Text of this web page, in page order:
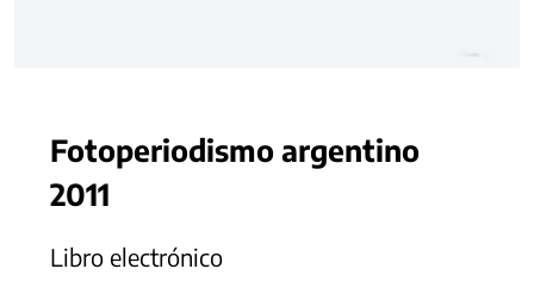
Fotoperiodismo argentino
2011
Libro electrónico